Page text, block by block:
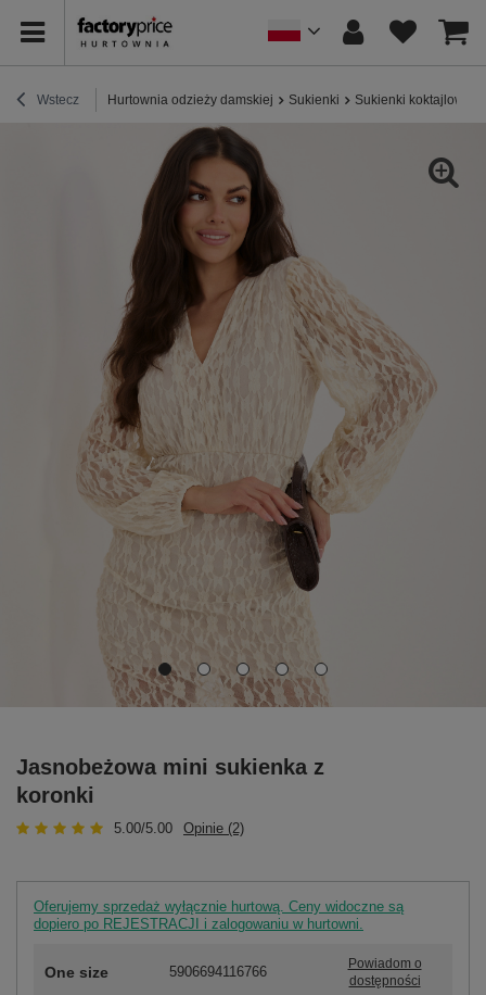
Wstecz Hurtownia odzieży damskiej Sukienki Sukienki koktajlowe /
Jasnobeżowa mini sukienka z
koronki
5.00/5.00 Opinie (2)
Oferujemy sprzedaż wyłącznie hurtową. Ceny widoczne są
dopiero po REJESTRACJI i zalogowaniu w hurtowni.
One size 5906694116766
Powiadom o
dostępności